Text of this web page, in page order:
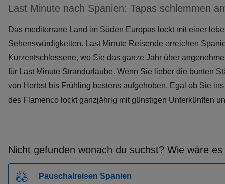
Last Minute nach Spanien: Tapas schlemmen
Das mediterrane Land im Süden Europas lockt mit einer
Sehenswürdigkeiten. Last Minute Reisende erreichen
Kurzentschlossene, wo Sie das ganze Jahr über
für Last Minute Strandurlaube. Wenn Sie lieber die bunten
von Herbst bis Frühling bestens aufgehoben. Egal ob Sie
des Flamenco lockt ganzjährig mit günstigen Unterkünften
Nicht gefunden wonach du suchst? Wie wäre
Pauschalreisen Spanien